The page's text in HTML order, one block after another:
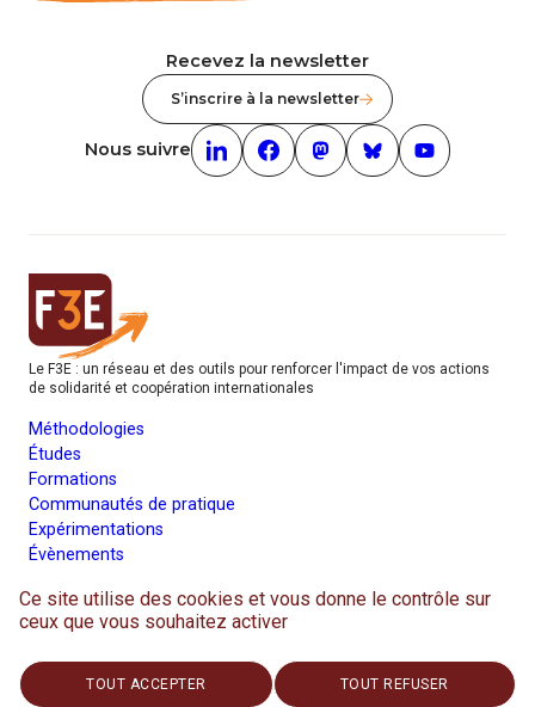
Recevez la newsletter
S’inscrire à la newsletter
Nous suivre Linkedin (nouvelle fenêtre)
Facebook (nouvelle fenêtre)
mastodon (nouvelle
Bluesky (nouvelle
Youtube
Le F3E : un réseau et des outils pour renforcer l'impact de vos actions
de solidarité et coopération internationales
Méthodologies
Études
Formations
Communautés de pratique
Expérimentations
Évènements
Avec le soutien de
Ce site utilise des cookies et vous donne le contrôle sur
ceux que vous souhaitez activer
TOUT ACCEPTER TOUT REFUSER